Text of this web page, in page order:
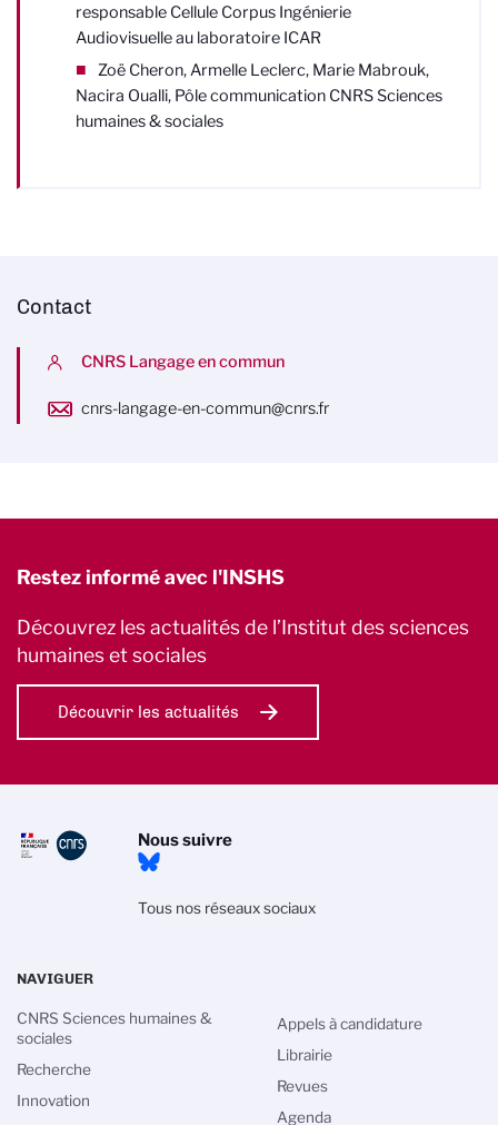
responsable Cellule Corpus Ingénierie
Audiovisuelle au laboratoire ICAR
Zoë Cheron, Armelle Leclerc, Marie Mabrouk,
Nacira Oualli, Pôle communication CNRS Sciences
humaines & sociales
Contact
CNRS Langage en commun
cnrs-langage-en-commun@cnrs.fr
Restez informé avec l'INSHS
Découvrez les actualités de l’Institut des sciences
humaines et sociales
Découvrir les actualités
Nous suivre
Tous nos réseaux sociaux
NAVIGUER
CNRS Sciences humaines &
sociales
Recherche
Innovation
Appels à candidature
Librairie
Revues
Agenda